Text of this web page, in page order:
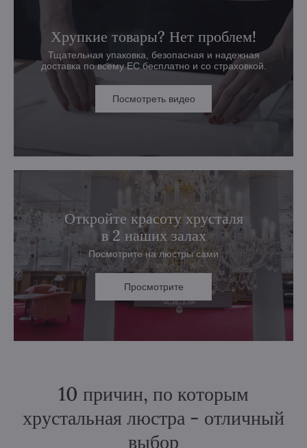
Хрупкие товары? Нет проблем!
Тщательная упаковка, безопасная и надежная
доставка по всему ЕС бесплатно и со страховкой.
Посмотреть видео
Откройте красоту хрусталя
в 2 наших залах
Посмотрите на люстры сами
Просмотрите
10 причин, по которым
хрустальная люстра - отличный
выбор